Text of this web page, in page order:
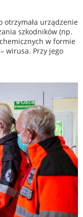
otrzymała urządzenie
szkodników (np.
w formie
wirusa. Przy jego